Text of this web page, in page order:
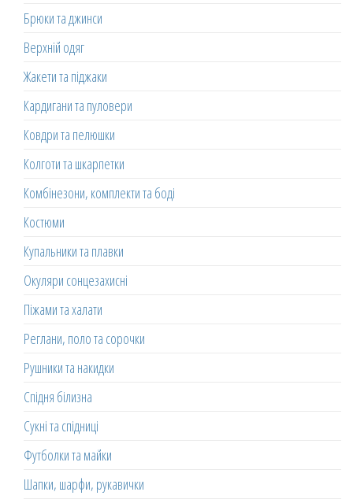
Брюки та джинси
Верхній одяг
Жакети та піджаки
Кардигани та пуловери
Ковдри та пелюшки
Колготи та шкарпетки
Комбінезони, комплекти та боді
Костюми
Купальники та плавки
Окуляри сонцезахисні
Піжами та халати
Реглани, поло та сорочки
Рушники та накидки
Спідня білизна
Сукні та спідниці
Футболки та майки
Шапки, шарфи, рукавички